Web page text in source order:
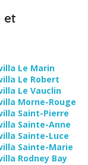
et
Le Marin
Le Robert
Le Vauclin
Morne-Rouge
Saint-Pierre
Sainte-Anne
Sainte-Luce
Sainte-Marie
Rodney Bay